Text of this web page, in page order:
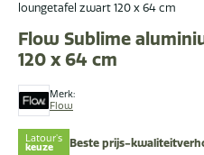
loungetafel zwart 120 x 64 cm
Merk:
Flow
Flow Sublime
120 x 64 cm
Latour's
keuze Beste prijs-